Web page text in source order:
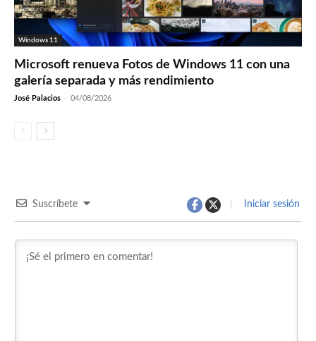
Windows 11
Microsoft renueva Fotos de Windows 11 con una
galería separada y más rendimiento
José Palacios - 04/08/2026
Suscríbete Iniciar sesión